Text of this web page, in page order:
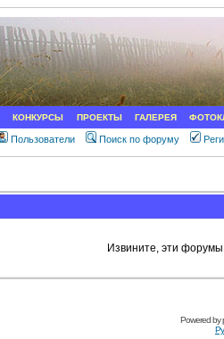
КОНКУРСЫ ПРОЕКТЫ ГАЛЕРЕЯ
Пользователи Поиск по форуму
Извините, эти
Powered by